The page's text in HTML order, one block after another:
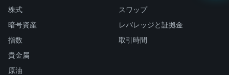
株式
暗号資産
指数
貴金属
原油
スワップ
レバレッジと証拠金
取引時間